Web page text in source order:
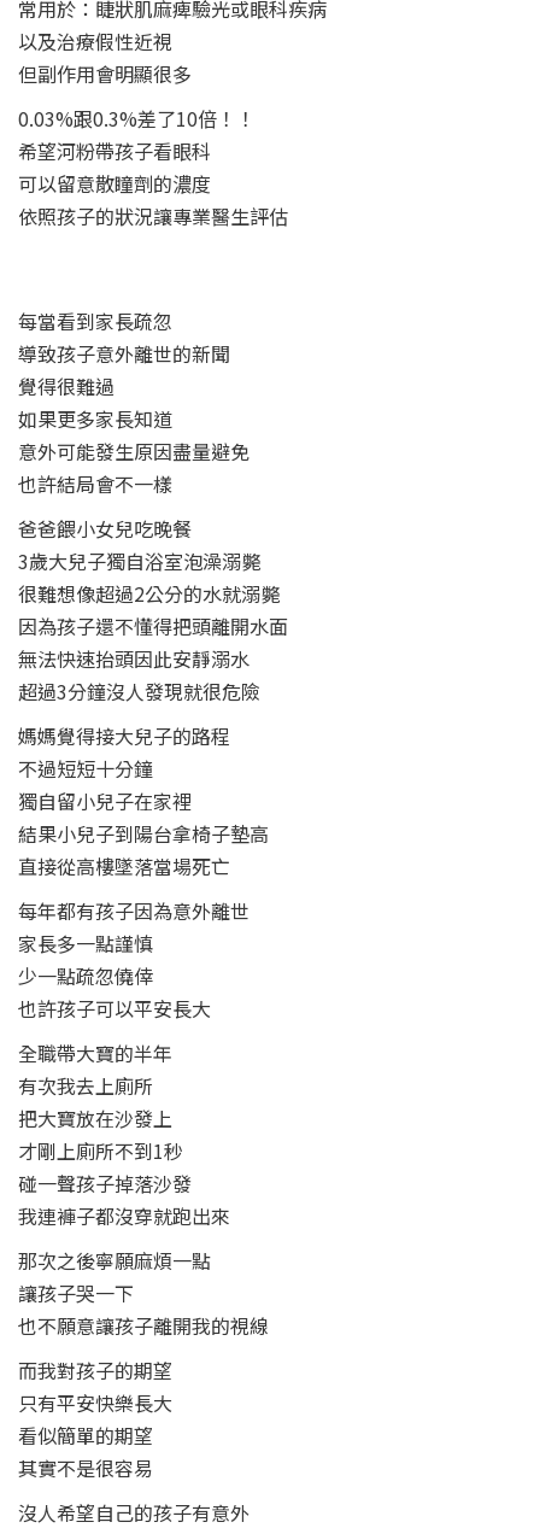
常用於：睫狀肌麻痺驗光或眼科疾病
以及治療假性近視
但副作用會明顯很多
0.03%跟0.3%差了10倍！！
希望河粉帶孩子看眼科
可以留意散瞳劑的濃度
依照孩子的狀況讓專業醫生評估
每當看到家長疏忽
導致孩子意外離世的新聞
覺得很難過
如果更多家長知道
意外可能發生原因盡量避免
也許結局會不一樣
爸爸餵小女兒吃晚餐
3歲大兒子獨自浴室泡澡溺斃
很難想像超過2公分的水就溺斃
因為孩子還不懂得把頭離開水面
無法快速抬頭因此安靜溺水
超過3分鐘沒人發現就很危險
媽媽覺得接大兒子的路程
不過短短十分鐘
獨自留小兒子在家裡
結果小兒子到陽台拿椅子墊高
直接從高樓墜落當場死亡
每年都有孩子因為意外離世
家長多一點謹慎
少一點疏忽僥倖
也許孩子可以平安長大
全職帶大寶的半年
有次我去上廁所
把大寶放在沙發上
才剛上廁所不到1秒
碰一聲孩子掉落沙發
我連褲子都沒穿就跑出來
那次之後寧願麻煩一點
讓孩子哭一下
也不願意讓孩子離開我的視線
而我對孩子的期望
只有平安快樂長大
看似簡單的期望
其實不是很容易
沒人希望自己的孩子有意外